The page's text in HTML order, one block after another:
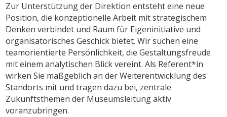
Zur Unterstützung der Direktion entsteht eine neue
Position, die konzeptionelle Arbeit mit strategischem
Denken verbindet und Raum für Eigeninitiative und
organisatorisches Geschick bietet. Wir suchen eine
teamorientierte Persönlichkeit, die Gestaltungsfreude
mit einem analytischen Blick vereint. Als Referent*in
wirken Sie maßgeblich an der Weiterentwicklung des
Standorts mit und tragen dazu bei, zentrale
Zukunftsthemen der Museumsleitung aktiv
voranzubringen.